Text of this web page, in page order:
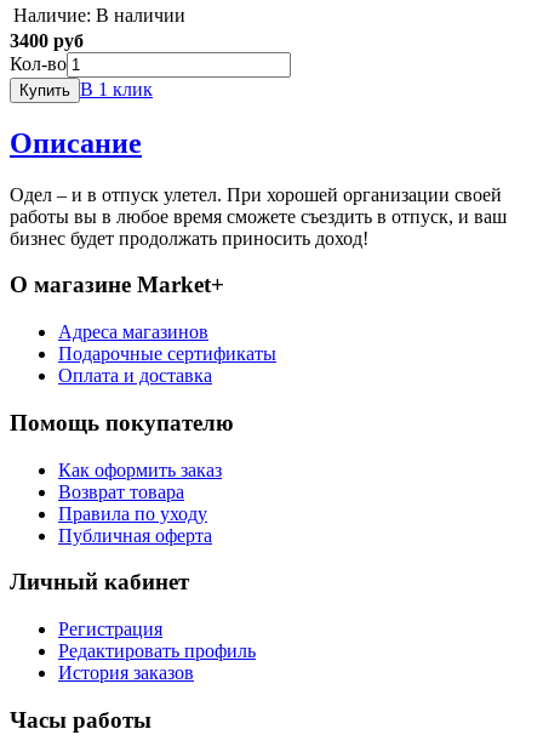
Наличие: В наличии
3400 руб
Кол-во
Купить В 1 клик
Описание
Одел – и в отпуск улетел. При хорошей организации своей
работы вы в любое время сможете съездить в отпуск, и ваш
бизнес будет продолжать приносить доход!
О магазине Market+
Адреса магазинов
Подарочные сертификаты
Оплата и доставка
Помощь покупателю
Как оформить заказ
Возврат товара
Правила по уходу
Публичная оферта
Личный кабинет
Регистрация
Редактировать профиль
История заказов
Часы работы